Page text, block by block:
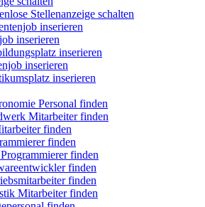
Stellenanzeige schalten
inserieren
inserieren
inserieren
inserieren
inserieren
Personal finden
Mitarbeiter finden
finden
finden
finden
finden
finden
Mitarbeiter finden